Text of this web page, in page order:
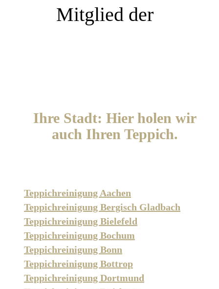
Mitglied der
Ihre Stadt: Hier holen wir
auch Ihren Teppich.
Teppichreinigung Aachen
Teppichreinigung Bergisch Gladbach
Teppichreinigung Bielefeld
Teppichreinigung Bochum
Teppichreinigung Bonn
Teppichreinigung Bottrop
Teppichreinigung Dortmund